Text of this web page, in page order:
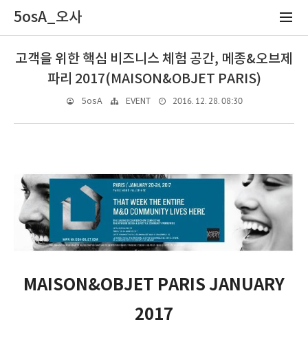
5osA_오사
고객을 위한 핵심 비즈니스 체험 공간, 메종&오브제
파리 2017(MAISON&OBJET PARIS)
5osA EVENT 2016. 12. 28. 08:30
MAISON&OBJET PARIS JANUARY
2017